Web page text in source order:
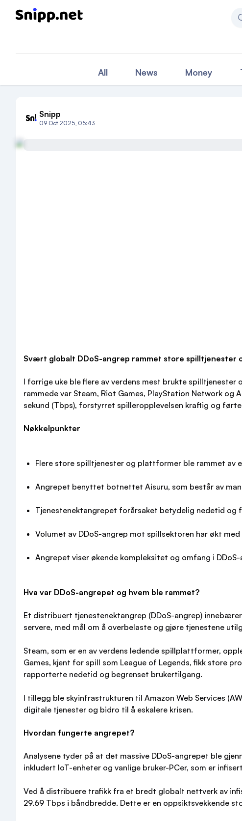
All News Money
Snipp
09 Oct 2025, 05:43
Svært globalt DDoS-angrep rammet store spilltjenester
I forrige uke ble flere av verdens mest brukte
rammede var Steam, Riot Games, PlayStation Network
sekund (Tbps), forstyrret spilleropplevelsen kraftig og
Nøkkelpunkter
Flere store spilltjenester og plattformer ble rammet av
Angrepet benyttet botnettet Aisuru, som består av
Tjenestenektangrepet forårsaket betydelig nedetid og
Volumet av DDoS-angrep mot spillsektoren har økt
Angrepet viser økende kompleksitet og omfang i
Hva var DDoS-angrepet og hvem ble rammet?
Et distribuert tjenestenektangrep (DDoS-angrep)
servere, med mål om å overbelaste og gjøre tjenestene
Steam, som er en av verdens ledende spillplattformer,
Games, kjent for spill som League of Legends, fikk store
rapporterte nedetid og begrenset brukertilgang.
I tillegg ble skyinfrastrukturen til Amazon Web Services
digitale tjenester og bidro til å eskalere krisen.
Hvordan fungerte angrepet?
Analysene tyder på at det massive DDoS-angrepet ble
inkludert IoT-enheter og vanlige bruker-PCer, som er
Ved å distribuere trafikk fra et bredt globalt nettverk av
29.69 Tbps i båndbredde. Dette er en oppsiktsvekkende